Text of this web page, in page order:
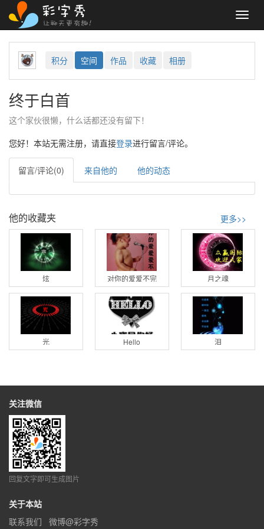
积分 空间 作品 收藏 相册
终于白首
这个家伙很懒，什么话都还没有留下！
您好！本站无需注册，请直接登录进行留言/评论。
留言/评论(0) 来自他的 他的动态
他的收藏夹 更多>>
炫 对你的爱爱不完 月之魂
光 Hello 泪
关注微信
回复文字即可生成图片
关于本站
联系我们
微博@彩字秀